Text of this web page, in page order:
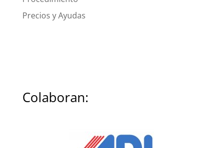
Precios y Ayudas
Colaboran: